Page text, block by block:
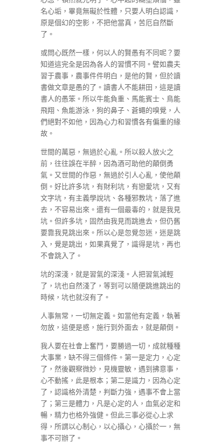
名心垢，畢竟無礙於性體，只要人明白認識，
原是個幻的空影，不把他當真，苦厄自然斷
了。
或問心既然一樣，何以人的賢愚有不同呢？要
知道這完全是因為各人的習慣不同。譬如農夫
習于農事，農事件件明白，是他的賢，但於讀
書做文章是愚的了。讀書人不能耕田，這是讀
書人的愚笨。所以牛能負重、馬能賓士、鳥能
飛翔、魚能游泳，狗的鼻子、蒼蠅的嗅覺，人
們絕對不如他，因為心力和習慣各有偏重的緣
故。
世間的萬惡，無過於心亂。所以殺人放火之
前，往往誤在半醉，因為酒可助他的顛倒勇
氣。又世間的作惡，無過於引人心亂，使他顛
倒。好比許多坑，有財利坑，有戀愛坑，又有
文字坑，有主義學說坑、各種邪教坑，落了進
去，不容易出來。還有一個最毒的，就是我見
坑。但許多坑，固然由我見而跳進去，但仍舊
要靠我見跳出來。所以心是忽覺忽迷，迷是跳
入，覺是跳出，如果真覺了，識得是坑，再也
不會跳入了。
坑的深淺，就是習氣的深淺。人把習氣減輕
了，坑也自然淺了，等到可以隨便跳進跳出的
時候，坑也就沒有了。
人事無常，一切無定義。如當他有定義，執著
勿放，這便是惑，施行到外面去，就是顛倒。
我人要在社會上奮鬥，要勝過一切，成就種種
大事業，缺不得三個條件。第一是定力，心定
了，然後觀察微妙，見機靈敏，遇到拂意事，
心不動搖，此是根本；第二是識力，因為心定
了，認識格外清楚，判斷力強，遇事不會上當
了；第三是體力，凡是心定的人，血氣必定和
暢，精力也格外強健。但此三事必從心上求
得，所謂以心制心，以心攝心，心攝於一，無
事不可辦了。